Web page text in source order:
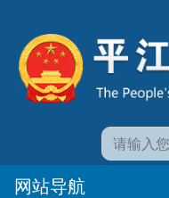
网站导航